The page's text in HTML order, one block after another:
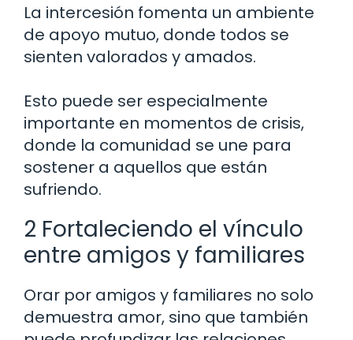
La intercesión fomenta un ambiente
de apoyo mutuo, donde todos se
sienten valorados y amados.
Esto puede ser especialmente
importante en momentos de crisis,
donde la comunidad se une para
sostener a aquellos que están
sufriendo.
2 Fortaleciendo el vínculo
entre amigos y familiares
Orar por amigos y familiares no solo
demuestra amor, sino que también